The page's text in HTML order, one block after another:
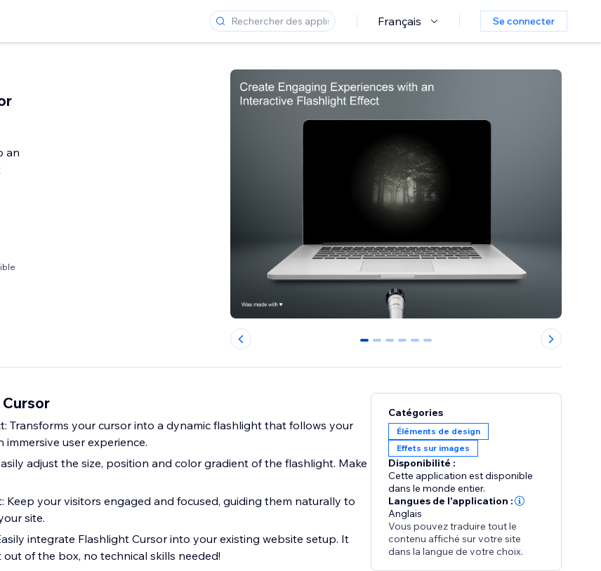
Français Se connecter
an
0 1 2 3 4 5
Transforms your cursor into a dynamic flashlight that follows your
user experience.
adjust the size, position and color gradient of the flashlight. Make
Keep your visitors engaged and focused, guiding them naturally to
site.
integrate Flashlight Cursor into your existing website setup. It
of the box, no technical skills needed!
Catégories
Éléments de design
Effets sur images
Disponibilité :
Cette application est disponible
dans le monde entier.
Langues de l'application :
Anglais
Vous pouvez traduire tout le
contenu affiché sur votre site
dans la langue de votre choix.